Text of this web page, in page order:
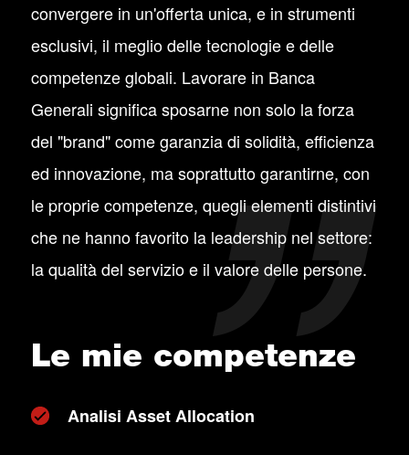
convergere in un'offerta unica, e in strumenti
esclusivi, il meglio delle tecnologie e delle
competenze globali. Lavorare in Banca
Generali significa sposarne non solo la forza
del "brand" come garanzia di solidità, efficienza
ed innovazione, ma soprattutto garantirne, con
le proprie competenze, quegli elementi distintivi
che ne hanno favorito la leadership nel settore:
la qualità del servizio e il valore delle persone.
Le mie competenze
Analisi Asset Allocation